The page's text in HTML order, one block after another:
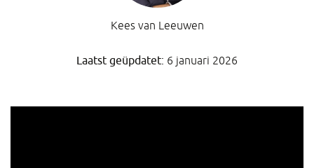
Kees van Leeuwen
Laatst geüpdatet: 6 januari 2026